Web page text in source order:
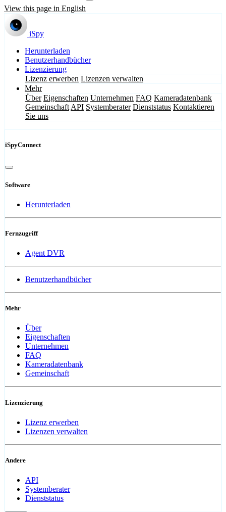
View this page in English
iSpy
Herunterladen
Benutzerhandbücher
Lizenzierung
Lizenz erwerben Lizenzen verwalten
Mehr
Über Eigenschaften Unternehmen FAQ Kameradatenbank
Gemeinschaft API Systemberater Dienststatus Kontaktieren
Sie uns
iSpyConnect
Software
Herunterladen
Fernzugriff
Agent DVR
Benutzerhandbücher
Mehr
Über
Eigenschaften
Unternehmen
FAQ
Kameradatenbank
Gemeinschaft
Lizenzierung
Lizenz erwerben
Lizenzen verwalten
Andere
API
Systemberater
Dienststatus